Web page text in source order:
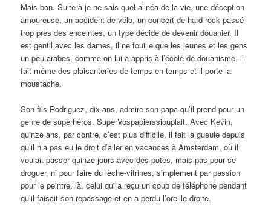
Mais bon. Suite à je ne sais quel alinéa de la vie, une déception
amoureuse, un accident de vélo, un concert de hard-rock passé
trop près des enceintes, un type décide de devenir douanier. Il
est gentil avec les dames, il ne fouille que les jeunes et les gens
un peu arabes, comme on lui a appris à l’école de douanisme, il
fait même des plaisanteries de temps en temps et il porte la
moustache.
Son fils Rodriguez, dix ans, admire son papa qu’il prend pour un
genre de superhéros. SuperVospapierssiouplait. Avec Kevin,
quinze ans, par contre, c’est plus difficile, il fait la gueule depuis
qu’il n’a pas eu le droit d’aller en vacances à Amsterdam, où il
voulait passer quinze jours avec des potes, mais pas pour se
droguer, ni pour faire du lèche-vitrines, simplement par passion
pour le peintre, là, celui qui a reçu un coup de téléphone pendant
qu’il faisait son repassage et en a perdu l’oreille droite.